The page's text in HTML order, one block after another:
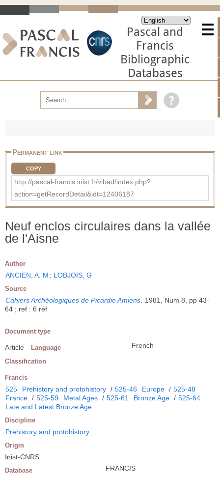
Pascal and
Francis
Bibliographic
Databases
Permanent link
COPY
http://pascal-francis.inist.fr/vibad/index.php?
action=getRecordDetail&idt=12406187
Neuf enclos circulaires dans la vallée
de l'Aisne
Author
ANCIEN, A. M; LOBJOIS, G
Source
Cahiers Archéologiques de Picardie Amiens
1981, Num 8, pp 43-
64 ; ref : 6 réf
Document type
Article Language French
Classification
Francis
525 Prehistory and protohistory / 525-46 Europe / 525-48
France / 525-59 Metal Ages / 525-61 Bronze Age / 525-64
Late and Latest Bronze Age
Discipline
Prehistory and protohistory
Origin
Inist-CNRS
Database FRANCIS